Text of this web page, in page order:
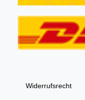
Widerrufs­recht